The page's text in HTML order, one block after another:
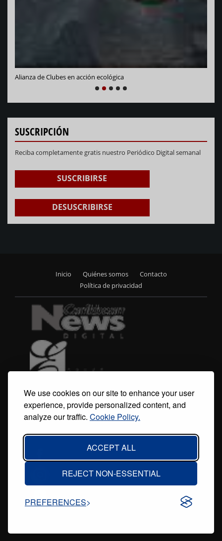
We use cookies on our site to enhance your user
experience, provide personalized content, and
analyze our traffic. Cookie Policy.
ACCEPT ALL
REJECT NON-ESSENTIAL
PREFERENCES
Alianza de Clubes en acción ecológica
PREVIOUS
SUSCRIPCIÓN
Reciba completamente gratis nuestro Periódico Digital semanal
SUSCRIBIRSE
DESUSCRIBIRSE
menu
Inicio Quiénes somos
Contacto
Política de privacidad